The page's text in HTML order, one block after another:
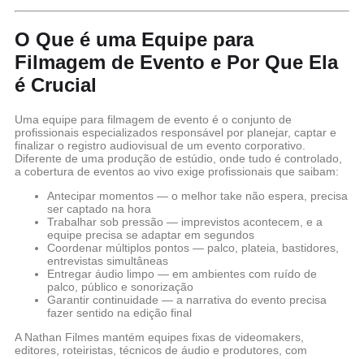
O Que é uma Equipe para
Filmagem de Evento e Por Que Ela
é Crucial
Uma equipe para filmagem de evento é o conjunto de
profissionais especializados responsável por planejar, captar e
finalizar o registro audiovisual de um evento corporativo.
Diferente de uma produção de estúdio, onde tudo é controlado,
a cobertura de eventos ao vivo exige profissionais que saibam:
Antecipar momentos — o melhor take não espera, precisa
ser captado na hora
Trabalhar sob pressão — imprevistos acontecem, e a
equipe precisa se adaptar em segundos
Coordenar múltiplos pontos — palco, plateia, bastidores,
entrevistas simultâneas
Entregar áudio limpo — em ambientes com ruído de
palco, público e sonorização
Garantir continuidade — a narrativa do evento precisa
fazer sentido na edição final
A Nathan Filmes mantém equipes fixas de videomakers,
editores, roteiristas, técnicos de áudio e produtores, com